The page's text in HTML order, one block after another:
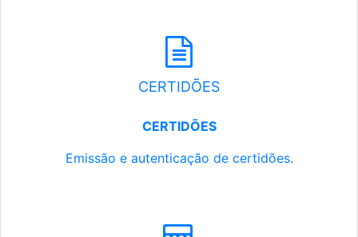
CERTIDÕES
CERTIDÕES
Emissão e autenticação de certidões.